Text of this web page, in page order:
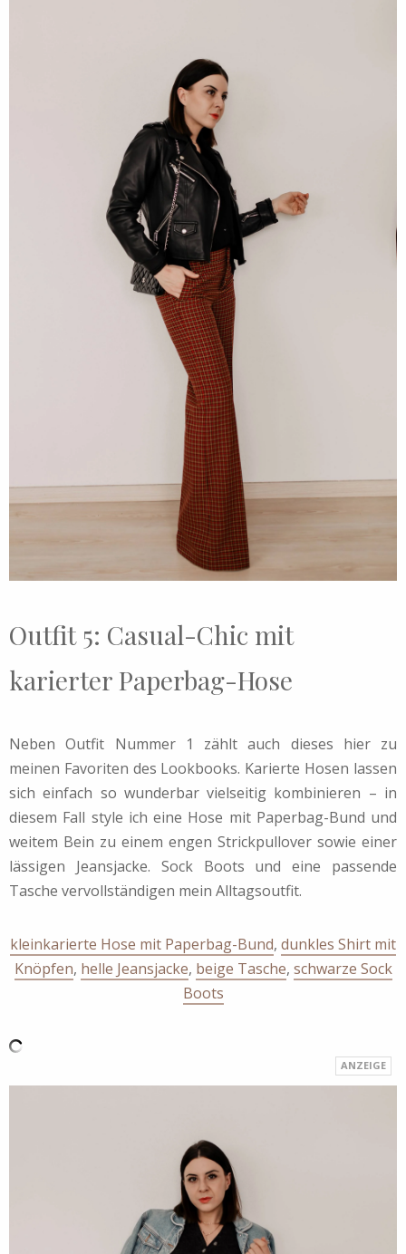
Outfit 5: Casual-Chic mit
karierter Paperbag-Hose
Neben Outfit Nummer 1 zählt auch dieses hier zu
meinen Favoriten des Lookbooks. Karierte Hosen lassen
sich einfach so wunderbar vielseitig kombinieren – in
diesem Fall style ich eine Hose mit Paperbag-Bund und
weitem Bein zu einem engen Strickpullover sowie einer
lässigen Jeansjacke. Sock Boots und eine passende
Tasche vervollständigen mein Alltagsoutfit.
kleinkarierte Hose mit Paperbag-Bund, dunkles Shirt mit
Knöpfen, helle Jeansjacke, beige Tasche, schwarze Sock
Boots